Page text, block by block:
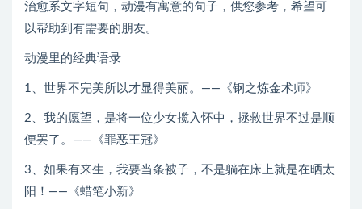
治愈系文字短句，动漫有寓意的句子，供您参考，希望可
以帮助到有需要的朋友。
动漫里的经典语录
1、世界不完美所以才显得美丽。——《钢之炼金术师》
2、我的愿望，是将一位少女揽入怀中，拯救世界不过是顺
便罢了。——《罪恶王冠》
3、如果有来生，我要当条被子，不是躺在床上就是在晒太
阳！——《蜡笔小新》